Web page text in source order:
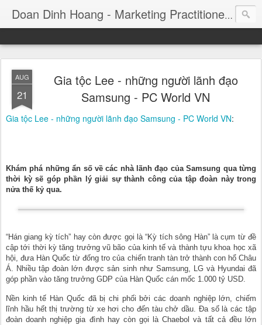
Doan Dinh Hoang - Marketing Practitioner
AUG
21
Gia tộc Lee - những người lãnh đạo
Samsung - PC World VN
Gia tộc Lee - những người lãnh đạo Samsung - PC World VN:
Khám phá những ẩn số về các nhà lãnh đạo của Samsung qua từng
thời kỳ sẽ góp phần lý giải sự thành công của tập đoàn này trong
nửa thế kỷ qua.
“Hán giang kỳ tích” hay còn được gọi là “Kỳ tích sông Hàn” là cụm từ đề
cập tới thời kỳ tăng trưởng vũ bão của kinh tế và thành tựu khoa học xã
hội, đưa Hàn Quốc từ đống tro của chiến tranh tàn trở thành con hổ Châu
Á. Nhiều tập đoàn lớn được sản sinh như Samsung, LG và Hyundai đã
góp phần vào tăng trưởng GDP của Hàn Quốc cán mốc 1.000 tỷ USD.
Nền kinh tế Hàn Quốc đã bị chi phối bởi các doanh nghiệp lớn, chiếm
lĩnh hầu hết thị trường từ xe hơi cho đến tàu chở dầu. Đa số là các tập
đoàn doanh nghiệp gia đình hay còn gọi là Chaebol và tất cả đều lớn